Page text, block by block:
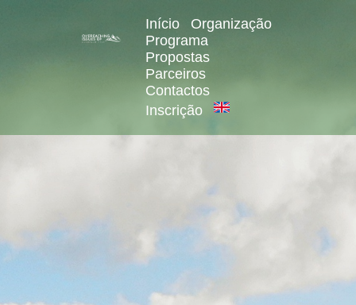
Início
Organização
Programa
Propostas
Parceiros
Contactos
Inscrição